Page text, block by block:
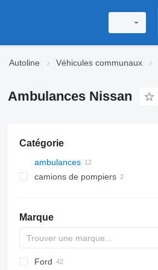
Autoline Véhicules communaux
Ambulances Nissan
Catégorie
ambulances
camions de pompiers
Marque
2-Series
Express
Berlingo
YA
Doblo
Ford